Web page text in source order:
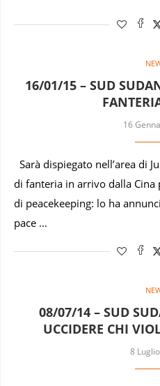
16/01/15 – SUD
16
Sarà dispiegato nell’area di
di fanteria in arrivo dalla Cina
di peacekeeping: lo ha
pace …
08/07/14 – SUD
UCCIDERE CHI
8